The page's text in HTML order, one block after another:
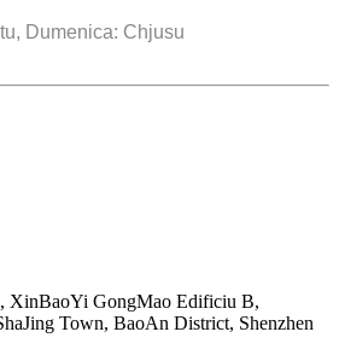
Dumenica: Chjusu
XinBaoYi GongMao Edificiu B,
Town, BaoAn District, Shenzhen